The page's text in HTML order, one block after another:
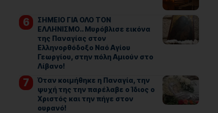
ΣΗΜΕΙΟ ΓΙΑ ΟΛΟ ΤΟΝ
ΕΛΛΗΝΙΣΜΟ.. Μυρόβλισε εικόνα
της Παναγίας στον
Ελληνορθόδοξο Ναό Αγίου
Γεωργίου, στην πόλη Αμιούν στο
Λίβανο!
Όταν κοιμήθηκε η Παναγία, την
ψυχή της την παρέλαβε ο Ίδιος ο
Χριστός και την πήγε στον
ουρανό!